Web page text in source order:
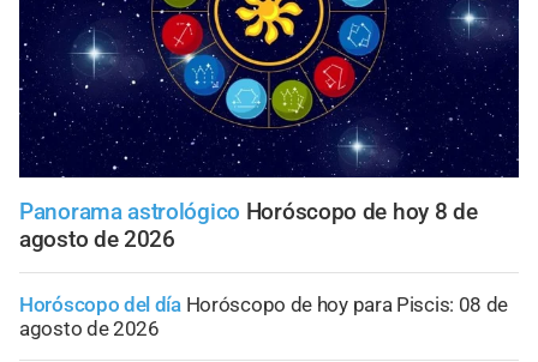
Panorama astrológico Horóscopo de hoy 8 de
agosto de 2026
Horóscopo del día Horóscopo de hoy para Piscis: 08 de
agosto de 2026